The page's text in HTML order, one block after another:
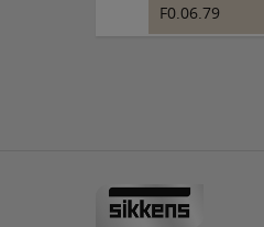
F0.06.79